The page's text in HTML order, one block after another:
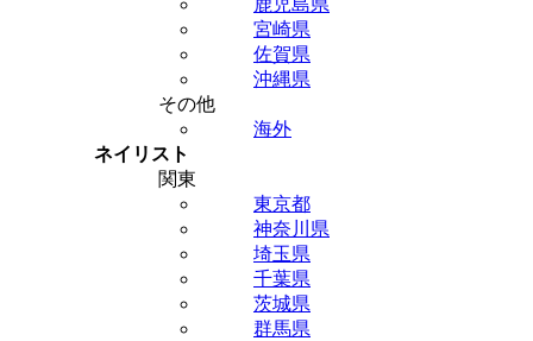
宮崎県
佐賀県
沖縄県
その他
海外
ネイリスト
関東
東京都
神奈川県
埼玉県
千葉県
茨城県
群馬県